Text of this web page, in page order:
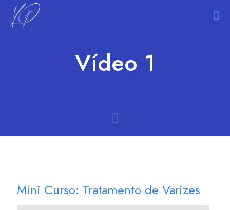
Vídeo 1
Mini Curso: Tratamento de Varizes